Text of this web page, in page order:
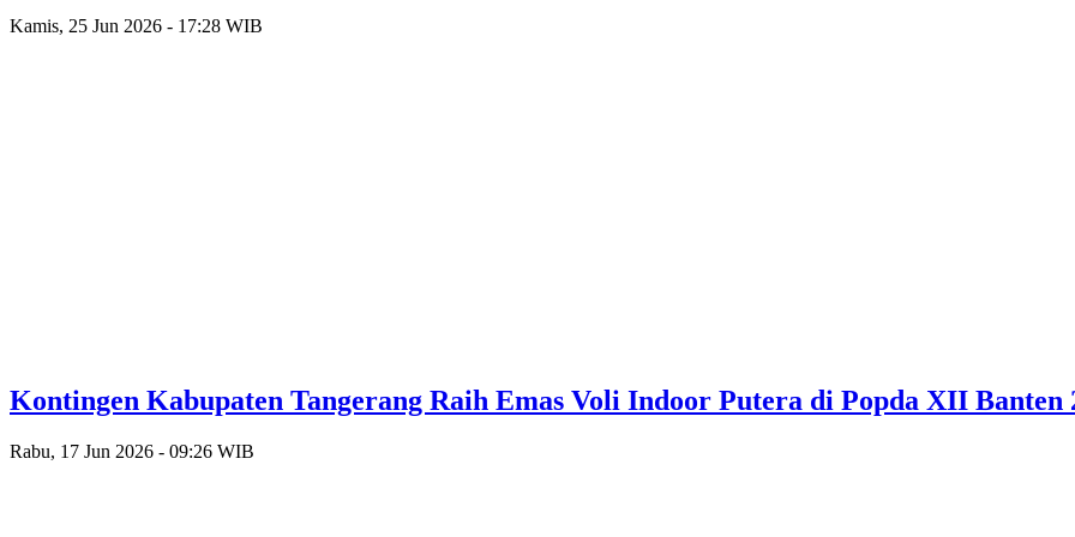
Kamis, 25 Jun 2026 - 17:28 WIB
Kontingen Kabupaten Tangerang Raih Emas Voli Indoor Putera di Popda XII Banten
Rabu, 17 Jun 2026 - 09:26 WIB